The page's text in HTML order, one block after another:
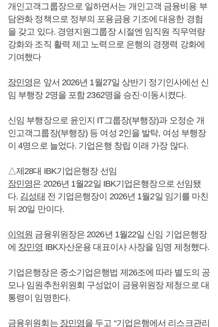
개인고객그룹장으로 일하면서는 개인고객 금융비용 부
담완화 정책으로 정부의 포용금융 기조에 대응한 경험
을 갖고 있다. 경영지원그룹장 시절엔 임직원 직무역량
강화와 조직 활력 제고 노력으로 은행의 경쟁력 강화에
기여했다
장민영은 앞서 2026년 1월27일 상반기 정기인사에선 신
임 부행장 2명을 포함 2362명을 승진·이동시켰다.
신임 부행장으로 윤인지 IT그룹장(부행장)과 오정순 개
인고객그룹장(부행장) 등 여성 2인을 발탁, 여성 부행장
이 4명으로 늘었다. 기업은행 창립 이래 가장 많다.
△제28대 IBK기업은행장 선임
장민영은 2026년 1월22일 IBK기업은행장으로 선임됐
다. 김성태 전 기업은행장이 2026년 1월2일 임기를 마친
뒤 20일 만이다.
이억원 금융위원장은 2026년 1월22일 신임 기업은행장
에 장민영 IBK자산운용 대표이사 사장을 임명 제청했다.
기업은행장은 중소기업은행법 제26조에 따라 별도의 공
모나 임원추천위원회 구성없이 금융위원장 제청으로 대
통령이 임명한다.
금융위원회는 장민영을 두고 “기업은행에서 리스크관리